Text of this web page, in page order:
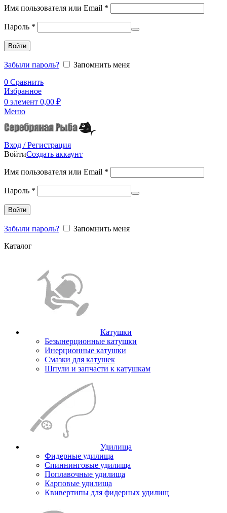
Имя пользователя или Email *
Пароль *
Войти
Забыли пароль?
Запомнить меня
0 Сравнить
Избранное
0 элемент 0,00 ₽
Меню
Вход / Регистрация
ВойтиСоздать аккаунт
Имя пользователя или Email *
Пароль *
Войти
Забыли пароль?
Запомнить меня
Каталог
Катушки
Безынерционные катушки
Инерционные катушки
Смазки для катушек
Шпули и запчасти к катушкам
Удилища
Фидерные удилища
Спиннинговые удилища
Поплавочные удилища
Карповые удилища
Квивертипы для фидерных удилищ